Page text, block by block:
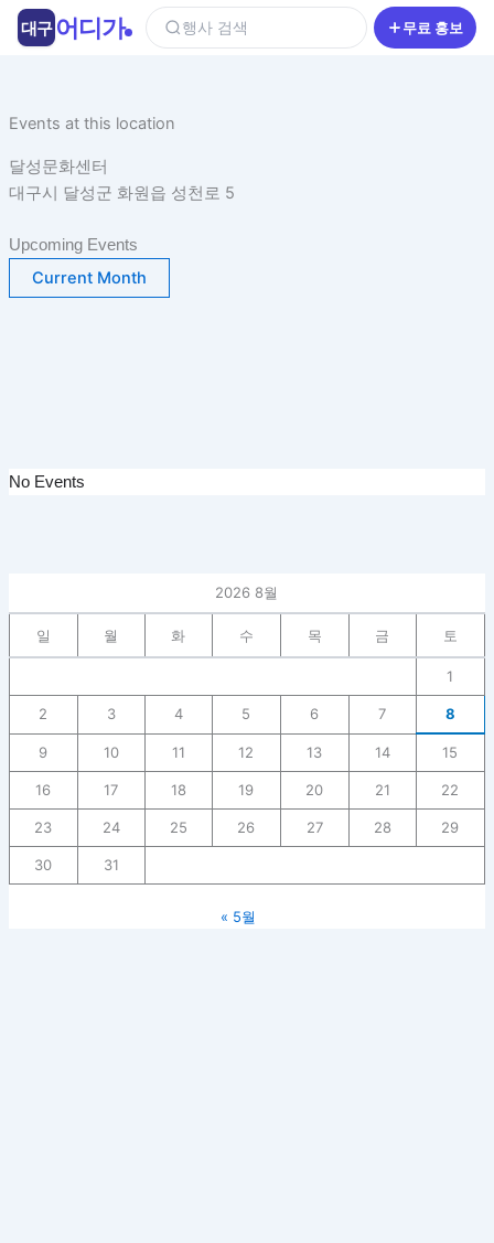
건
뛰
기
Events at this location
달성문화센터
대구시 달성군 화원읍 성천로 5
Upcoming Events
Current Month
No Events
2026 8월
일 월 화 수 목 금 토
1
2 3 4 5 6 7 8
9 10 11 12 13 14 15
16 17 18 19 20 21 22
23 24 25 26 27 28 29
30 31
« 5월
대구 어디가 행사 검색 무료 홍보